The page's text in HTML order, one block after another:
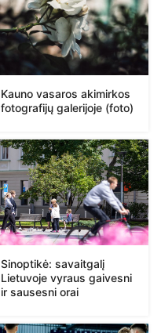
Kauno vasaros akimirkos
fotografijų galerijoje (foto)
Sinoptikė: savaitgalį
Lietuvoje vyraus gaivesni
ir sausesni orai